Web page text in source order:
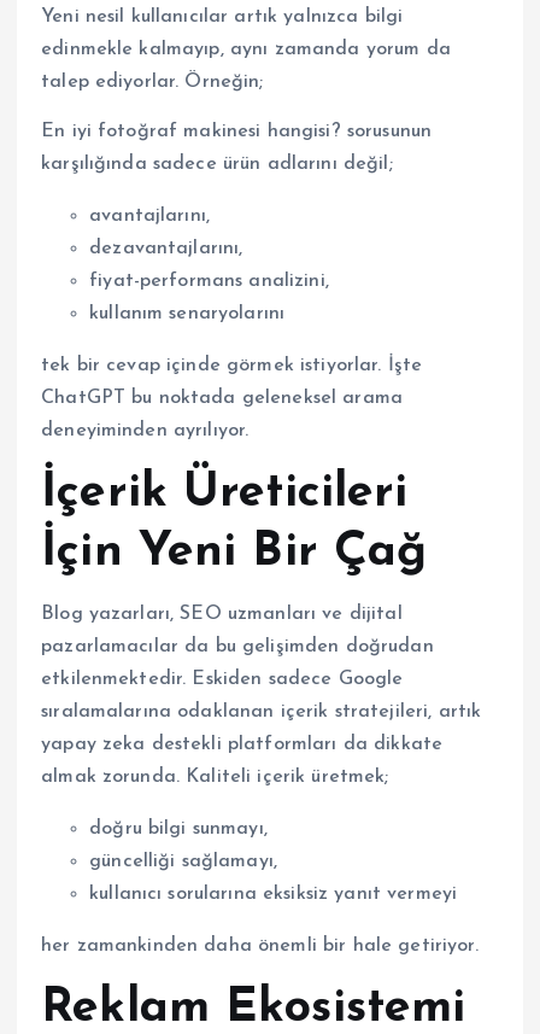
Yeni nesil kullanıcılar artık yalnızca bilgi
edinmekle kalmayıp, aynı zamanda yorum da
talep ediyorlar. Örneğin;
En iyi fotoğraf makinesi hangisi? sorusunun
karşılığında sadece ürün adlarını değil;
avantajlarını,
dezavantajlarını,
fiyat-performans analizini,
kullanım senaryolarını
tek bir cevap içinde görmek istiyorlar. İşte
ChatGPT bu noktada geleneksel arama
deneyiminden ayrılıyor.
İçerik Üreticileri
İçin Yeni Bir Çağ
Blog yazarları, SEO uzmanları ve dijital
pazarlamacılar da bu gelişimden doğrudan
etkilenmektedir. Eskiden sadece Google
sıralamalarına odaklanan içerik stratejileri, artık
yapay zeka destekli platformları da dikkate
almak zorunda. Kaliteli içerik üretmek;
doğru bilgi sunmayı,
güncelliği sağlamayı,
kullanıcı sorularına eksiksiz yanıt vermeyi
her zamankinden daha önemli bir hale getiriyor.
Reklam Ekosistemi